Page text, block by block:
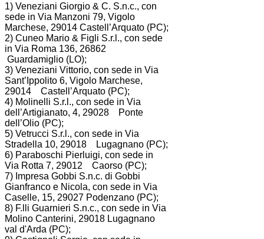
1) Veneziani Giorgio & C. S.n.c., con
sede in Via Manzoni 79, Vigolo
Marchese, 29014 Castell’Arquato (PC);
2) Cuneo Mario & Figli S.r.l., con sede
in Via Roma 136, 26862
Guardamiglio (LO);
3) Veneziani Vittorio, con sede in Via
Sant’Ippolito 6, Vigolo Marchese,
29014 Castell’Arquato (PC);
4) Molinelli S.r.l., con sede in Via
dell’Artigianato, 4, 29028 Ponte
dell’Olio (PC);
5) Vetrucci S.r.l., con sede in Via
Stradella 10, 29018 Lugagnano (PC);
6) Paraboschi Pierluigi, con sede in
Via Rotta 7, 29012 Caorso (PC);
7) Impresa Gobbi S.n.c. di Gobbi
Gianfranco e Nicola, con sede in Via
Caselle, 15, 29027 Podenzano (PC);
8) F.lli Guarnieri S.n.c., con sede in Via
Molino Canterini, 29018 Lugagnano
val d'Arda (PC);